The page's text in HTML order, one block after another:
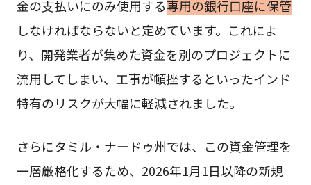
金の支払いにのみ使用する専用の銀行口座に保管
しなければならないと定めています。これによ
り、開発業者が集めた資金を別のプロジェクトに
流用してしまい、工事が頓挫するといったインド
特有のリスクが大幅に軽減されました。
さらにタミル・ナードゥ州では、この資金管理を
一層厳格化するため、2026年1月1日以降の新規